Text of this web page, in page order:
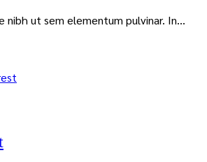
nibh ut sem elementum pulvinar. In...